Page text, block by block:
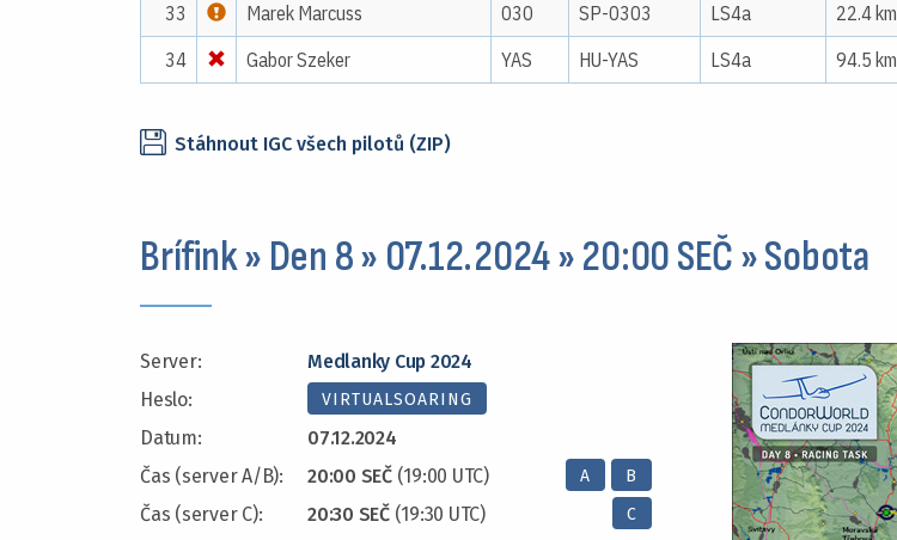
33
Marek Marcuss 030 SP-0303 LS4a 22.4 km
34
Gabor Szeker YAS HU-YAS LS4a 94.5 km
Stáhnout IGC všech pilotů (ZIP)
Brífink » Den 8 » 07.12.2024 » 20:00 SEČ » Sobota
Server:
Medlanky Cup 2024
Heslo:
VIRTUALSOARING
Datum:
07.12.2024
Čas (server A/B):
20:00 SEČ(19:00 UTC) B
A
Čas (server C): 20:30 SEČ(19:30 UTC) C